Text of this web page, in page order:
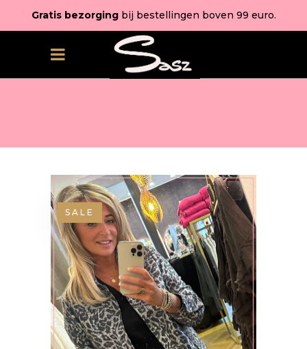
Gratis bezorgingbij bestellingen boven 99 euro.
SALE